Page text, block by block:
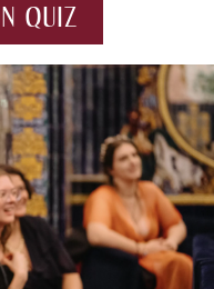
QUIZ